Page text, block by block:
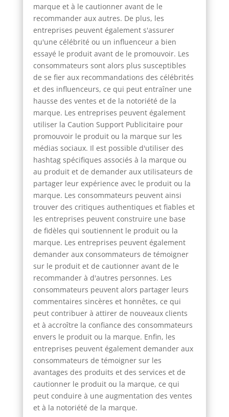
marque et à le cautionner avant de le
recommander aux autres. De plus, les
entreprises peuvent également s'assurer
qu'une célébrité ou un influenceur a bien
essayé le produit avant de le promouvoir. Les
consommateurs sont alors plus susceptibles
de se fier aux recommandations des célébrités
et des influenceurs, ce qui peut entraîner une
hausse des ventes et de la notoriété de la
marque. Les entreprises peuvent également
utiliser la Caution Support Publicitaire pour
promouvoir le produit ou la marque sur les
médias sociaux. Il est possible d'utiliser des
hashtag spécifiques associés à la marque ou
au produit et de demander aux utilisateurs de
partager leur expérience avec le produit ou la
marque. Les consommateurs peuvent ainsi
trouver des critiques authentiques et fiables et
les entreprises peuvent construire une base
de fidèles qui soutiennent le produit ou la
marque. Les entreprises peuvent également
demander aux consommateurs de témoigner
sur le produit et de cautionner avant de le
recommander à d'autres personnes. Les
consommateurs peuvent alors partager leurs
commentaires sincères et honnêtes, ce qui
peut contribuer à attirer de nouveaux clients
et à accroître la confiance des consommateurs
envers le produit ou la marque. Enfin, les
entreprises peuvent également demander aux
consommateurs de témoigner sur les
avantages des produits et des services et de
cautionner le produit ou la marque, ce qui
peut conduire à une augmentation des ventes
et à la notoriété de la marque.